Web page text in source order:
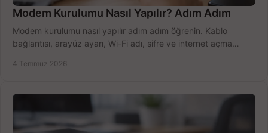
Modem Kurulumu Nasıl Yapılır? Adım Adım
Modem kurulumu nasıl yapılır adım adım öğrenin. Kablo
bağlantısı, arayüz ayarı, Wi-Fi adı, şifre ve internet açma
4 Temmuz 2026